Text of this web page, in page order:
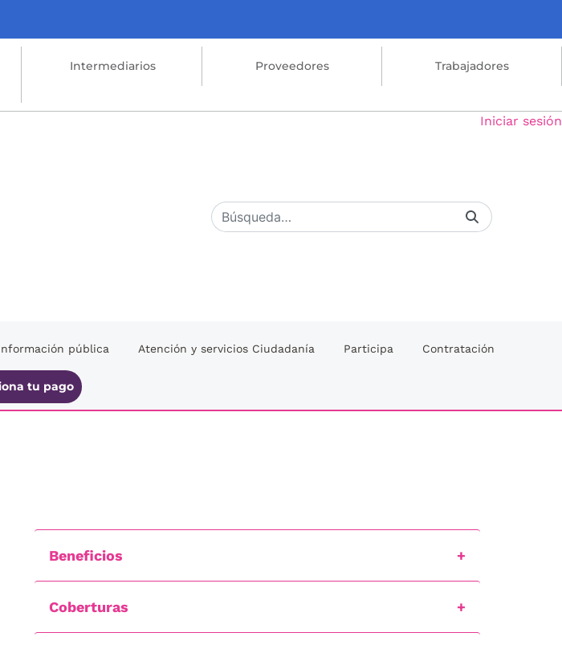
Intermediarios Proveedores Trabajadores
Iniciar sesión
pública Atención y servicios Ciudadanía Participa Contratación
tu pago
Beneficios
Coberturas